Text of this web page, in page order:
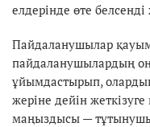
елдерінде өте
Пайдаланушылар
пайдаланушылардың
ұйымдастырып,
жеріне дейін
маңыздысы —